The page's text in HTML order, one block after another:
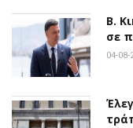
Β.
σε
04-08-